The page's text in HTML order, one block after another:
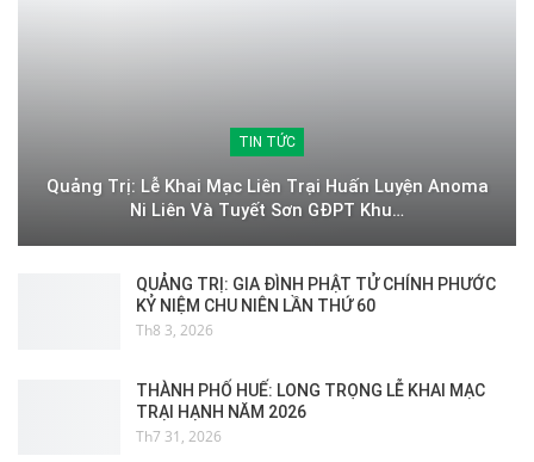
TIN TỨC
Quảng Trị: Lễ Khai Mạc Liên Trại Huấn Luyện Anoma
Ni Liên Và Tuyết Sơn GĐPT Khu…
QUẢNG TRỊ: GIA ĐÌNH PHẬT TỬ CHÍNH PHƯỚC
KỶ NIỆM CHU NIÊN LẦN THỨ 60
Th8 3, 2026
THÀNH PHỐ HUẾ: LONG TRỌNG LỄ KHAI MẠC
TRẠI HẠNH NĂM 2026
Th7 31, 2026